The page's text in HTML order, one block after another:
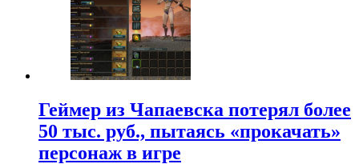
Геймер из Чапаевска потерял более
50 тыс. руб., пытаясь «прокачать»
персонаж в игре